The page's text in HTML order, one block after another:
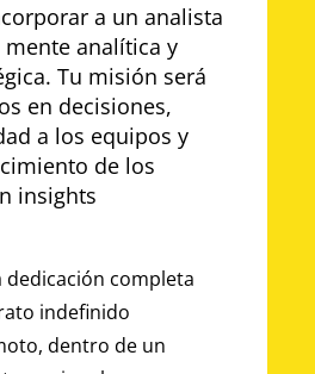
a un analista
analítica y
Tu misión será
en decisiones,
a los equipos y
de los
insights
dedicación completa
indefinido
dentro de un